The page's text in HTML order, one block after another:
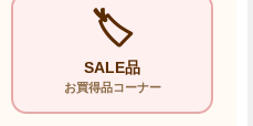
🏷️
SALE品
お買得品コーナー